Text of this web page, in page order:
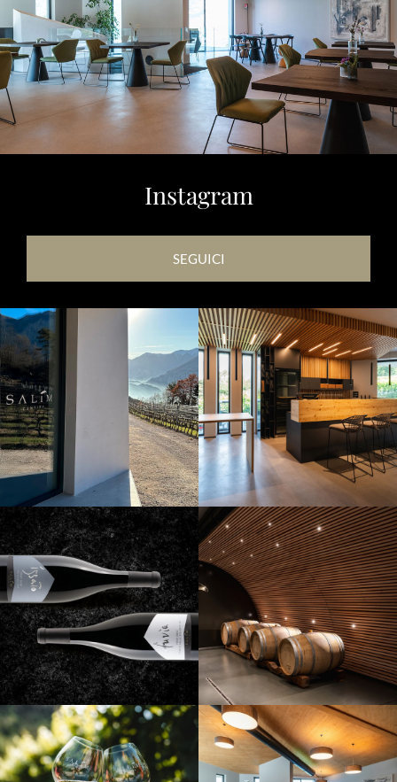
Instagram
SEGUICI